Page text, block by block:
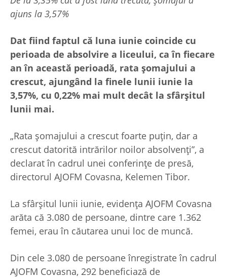
ajuns la 3,57%
Dat fiind faptul că luna iunie coincide cu
perioada de absolvire a liceului, ca în fiecare
an în această perioadă, rata șomajului a
crescut, ajungând la finele lunii iunie la
3,57%, cu 0,22% mai mult decât la sfârșitul
lunii mai.
„Rata șomajului a crescut foarte puțin, dar a
crescut datorită intrărilor noilor absolvenți”, a
declarat în cadrul unei conferințe de presă,
directorul AJOFM Covasna, Kelemen Tibor.
La sfârșitul lunii iunie, evidența AJOFM Covasna
arăta că 3.080 de persoane, dintre care 1.362
femei, erau în căutarea unui loc de muncă.
Din cele 3.080 de persoane înregistrate în cadrul
AJOFM Covasna, 292 beneficiază de